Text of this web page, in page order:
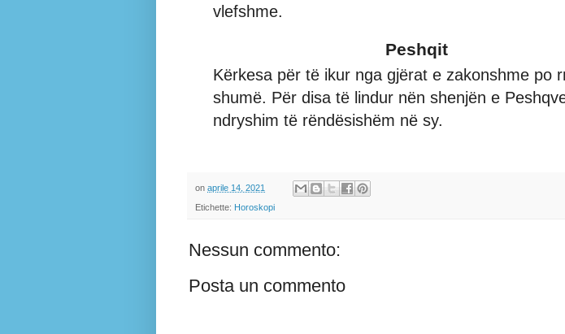
vlefshme.
Peshqit
Kërkesa për të ikur nga gjërat e zakonshme po
shumë. Për disa të lindur nën shenjën e
ndryshim të rëndësishëm në sy.
on aprile 14, 2021
Etichette: Horoskopi
Nessun commento:
Posta un commento